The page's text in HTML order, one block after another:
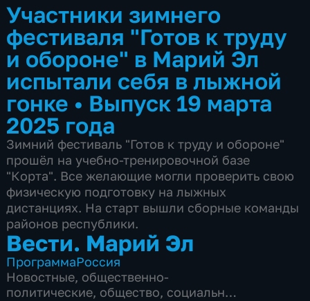
Участники зимнего
фестиваля "Готов к труду
и обороне" в Марий Эл
испытали себя в лыжной
гонке • Выпуск 19 марта
2025 года
Зимний фестиваль "Готов к труду и обороне"
прошёл на учебно-тренировочной базе
"Корта". Все желающие могли проверить свою
физическую подготовку на лыжных
дистанциях. На старт вышли сборные команды
районов республики.
Вести. Марий Эл
ПрограммаРоссия
Новостные, общественно-
политические, общество, социально-